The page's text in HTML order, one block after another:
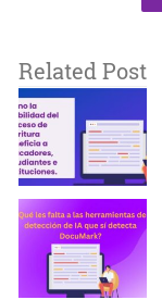
Related Post